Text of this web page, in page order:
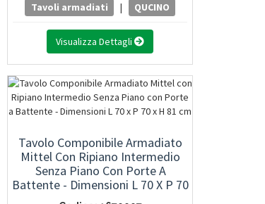
Tavoli armadiati | QUCINO
Visualizza Dettagli
Tavolo Componibile Armadiato
Mittel Con Ripiano Intermedio
Senza Piano Con Porte A
Battente - Dimensioni L 70 X P 70
X H 81 Cm